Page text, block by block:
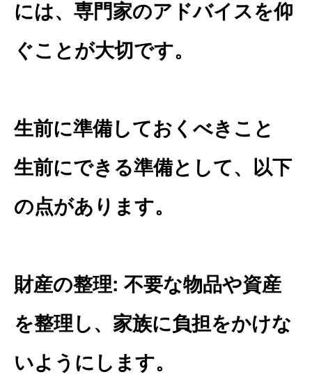
には、専門家のアドバイスを仰
ぐことが大切です。
生前に準備しておくべきこと
生前にできる準備として、以下
の点があります。
財産の整理: 不要な物品や資産
を整理し、家族に負担をかけな
いようにします。